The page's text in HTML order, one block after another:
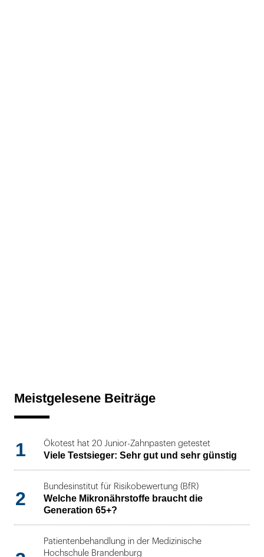
Meistgelesene Beiträge
1 Ökotest hat 20 Junior-Zahnpasten getestet
Viele Testsieger: Sehr gut und sehr günstig
2
Bundesinstitut für Risikobewertung (BfR)
Welche Mikronährstoffe braucht die
Generation 65+?
Patientenbehandlung in der Medizinische
Hochschule Brandenburg